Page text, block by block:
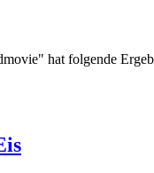
hat folgende